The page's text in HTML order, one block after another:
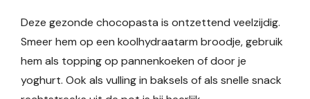
Deze gezonde chocopasta is ontzettend veelzijdig.
Smeer hem op een koolhydraatarm broodje, gebruik
hem als topping op pannenkoeken of door je
yoghurt. Ook als vulling in baksels of als snelle snack